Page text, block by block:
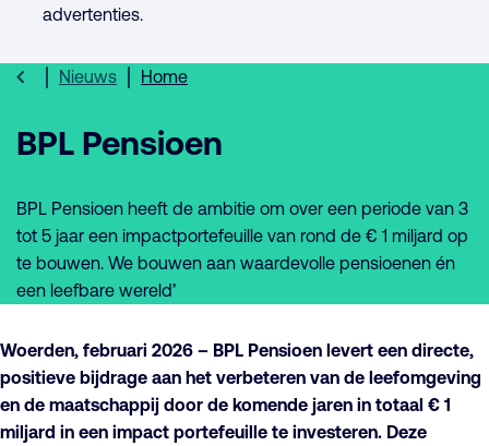
advertenties.
Home
Nieuws
BPL Pensioen
BPL Pensioen heeft de ambitie om over een periode van 3
tot 5 jaar een impactportefeuille van rond de € 1 miljard op
te bouwen. We bouwen aan waardevolle pensioenen én
een leefbare wereld’
Woerden, februari 2026 – BPL Pensioen levert een directe,
positieve bijdrage aan het verbeteren van de leefomgeving
en de maatschappij door de komende jaren in totaal € 1
miljard in een impact portefeuille te investeren. Deze